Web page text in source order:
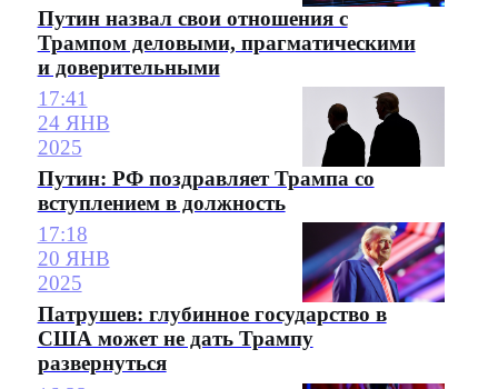
Путин назвал свои отношения с
Трампом деловыми, прагматическими
и доверительными
17:41
24 ЯНВ
2025
Путин: РФ поздравляет Трампа со
вступлением в должность
17:18
20 ЯНВ
2025
Патрушев: глубинное государство в
США может не дать Трампу
развернуться